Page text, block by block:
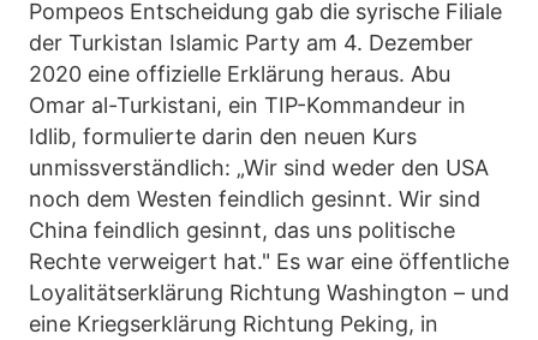
Pompeos Entscheidung gab die syrische Filiale
der Turkistan Islamic Party am 4. Dezember
2020 eine offizielle Erklärung heraus. Abu
Omar al-Turkistani, ein TIP-Kommandeur in
Idlib, formulierte darin den neuen Kurs
unmissverständlich: „Wir sind weder den USA
noch dem Westen feindlich gesinnt. Wir sind
China feindlich gesinnt, das uns politische
Rechte verweigert hat." Es war eine öffentliche
Loyalitätserklärung Richtung Washington – und
eine Kriegserklärung Richtung Peking, in